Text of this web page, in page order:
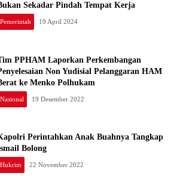
Sekadar Pindah Tempat Kerja
Pemerintah 19 April 2024
PPHAM Laporkan Perkembangan
Non Yudisial Pelanggaran HAM
ke Menko Polhukam
Nasional 19 Desember 2022
Perintahkan Anak Buahnya Tangkap
Bolong
Hukrim 22 November 2022